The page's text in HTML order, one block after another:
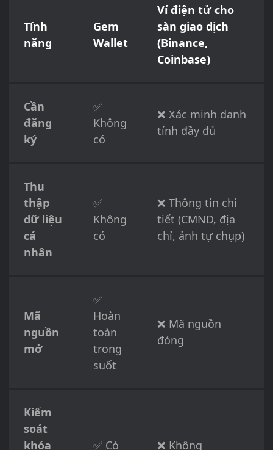
Tính
năng
Gem
Wallet
Ví điện tử cho
sàn giao dịch
(Binance,
Coinbase)
Cần
đăng
ký
✅
Không
có
❌ Xác minh danh
tính đầy đủ
Thu
thập
dữ liệu
cá
nhân
✅
Không
có
❌ Thông tin chi
tiết (CMND, địa
chỉ, ảnh tự chụp)
Mã
nguồn
mở
✅
Hoàn
toàn
trong
suốt
❌ Mã nguồn
đóng
Kiểm
soát
khóa
✅ Có ❌ Không